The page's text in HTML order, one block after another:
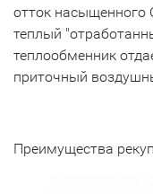
отток
теплый
теплообменник
приточный
Преимущества